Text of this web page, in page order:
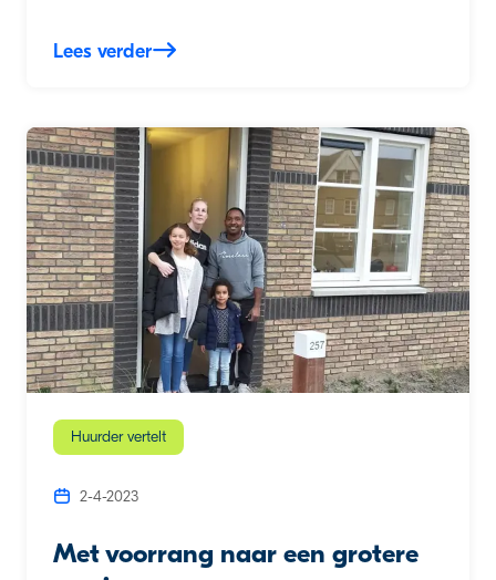
Lees verder
Huurder vertelt
2-4-2023
Met voorrang naar een grotere